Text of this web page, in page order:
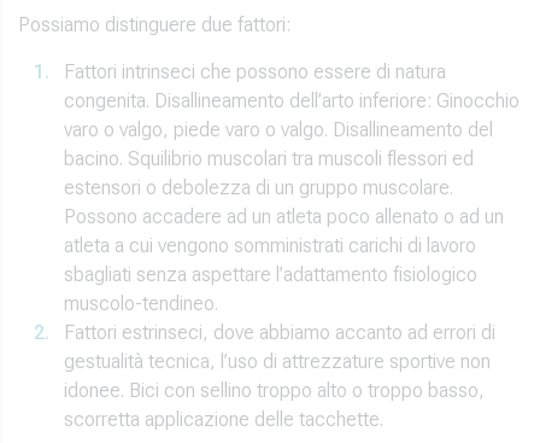
Possiamo distinguere due fattori:
Fattori intrinseci che possono essere di natura
congenita. Disallineamento dell’arto inferiore: Ginocchio
varo o valgo, piede varo o valgo. Disallineamento del
bacino. Squilibrio muscolari tra muscoli flessori ed
estensori o debolezza di un gruppo muscolare.
Possono accadere ad un atleta poco allenato o ad un
atleta a cui vengono somministrati carichi di lavoro
sbagliati senza aspettare l’adattamento fisiologico
muscolo-tendineo.
Fattori estrinseci, dove abbiamo accanto ad errori di
gestualità tecnica, l’uso di attrezzature sportive non
idonee. Bici con sellino troppo alto o troppo basso,
scorretta applicazione delle tacchette.